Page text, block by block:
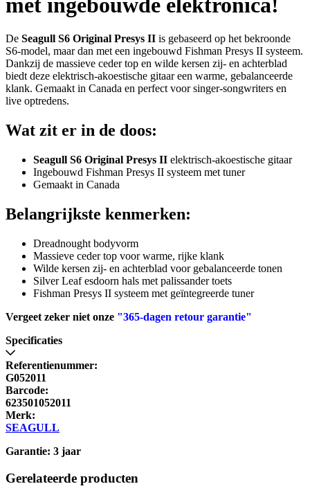
De Seagull S6 Original Presys II is gebaseerd op het bekroonde
S6-model, maar dan met een ingebouwd Fishman Presys II systeem.
Dankzij de massieve ceder top en wilde kersen zij- en achterblad
biedt deze elektrisch-akoestische gitaar een warme, gebalanceerde
klank. Gemaakt in Canada en perfect voor singer-songwriters en
live optredens.
Wat zit er in de doos:
Seagull S6 Original Presys II elektrisch-akoestische gitaar
Ingebouwd Fishman Presys II systeem met tuner
Gemaakt in Canada
Belangrijkste kenmerken:
Dreadnought bodyvorm
Massieve ceder top voor warme, rijke klank
Wilde kersen zij- en achterblad voor gebalanceerde tonen
Silver Leaf esdoorn hals met palissander toets
Fishman Presys II systeem met geïntegreerde tuner
Vergeet zeker niet onze "365-dagen retour garantie"
Specificaties
Referentienummer:
G052011
Barcode:
623501052011
Merk:
SEAGULL
Garantie: 3 jaar
Gerelateerde producten